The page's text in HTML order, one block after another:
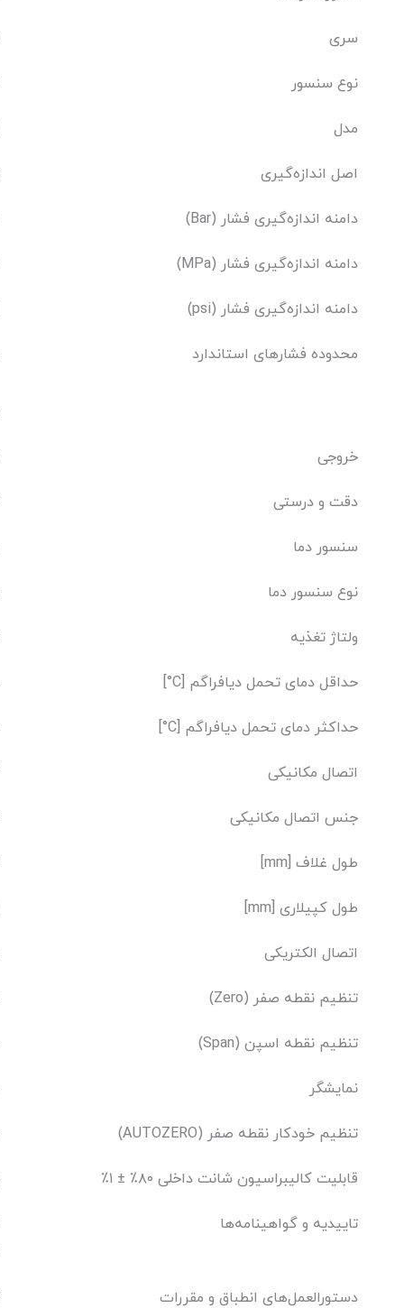
سری
نوع سنسور
مدل
اصل اندازه‌گیری
دامنه اندازه‌گیری فشار (Bar)
دامنه اندازه‌گیری فشار (MPa)
دامنه اندازه‌گیری فشار (psi)
محدوده فشارهای استاندارد
خروجی
دقت و درستی
سنسور دما
نوع سنسور دما
ولتاژ تغذیه
حداقل دمای تحمل دیافراگم [C°]
حداکثر دمای تحمل دیافراگم [C°]
اتصال مکانیکی
جنس اتصال مکانیکی
طول غلاف [mm]
طول کپیلاری [mm]
اتصال الکتریکی
تنظیم نقطه صفر (Zero)
تنظیم نقطه اسپن (Span)
نمایشگر
تنظیم خودکار نقطه صفر (AUTOZERO)
قابلیت کالیبراسیون شانت داخلی ۸۰٪ ± ۱٪
تاییدیه و گواهینامه‌ها
دستورالعمل‌های انطباق و مقررات